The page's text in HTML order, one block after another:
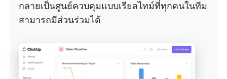
กลายเป็นศูนย์ควบคุมแบบเรียลไทม์ที่ทุกคนในทีม
สามารถมีส่วนร่วมได้